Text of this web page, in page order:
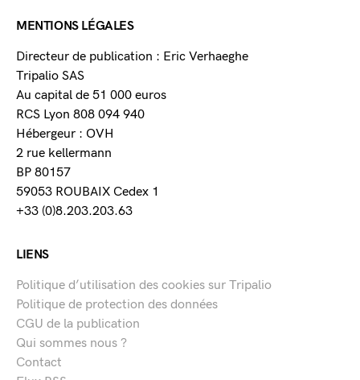
MENTIONS LÉGALES
Directeur de publication : Eric Verhaeghe
Tripalio SAS
Au capital de 51 000 euros
RCS Lyon 808 094 940
Hébergeur : OVH
2 rue kellermann
BP 80157
59053 ROUBAIX Cedex 1
+33 (0)8.203.203.63
LIENS
Politique d’utilisation des cookies sur Tripalio
Politique de protection des données
CGU de la publication
Qui sommes nous ?
Contact